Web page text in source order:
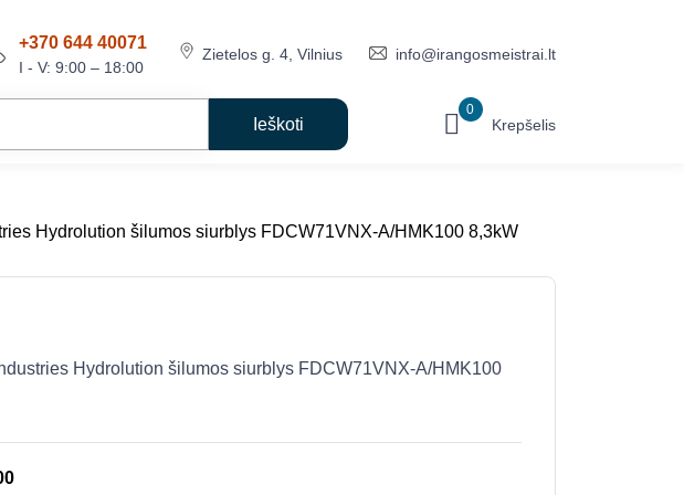
+370 644 40071
I - V: 9:00 – 18:00
Zietelos g. 4, Vilnius info@irangosmeistrai.lt
0
Krepšelis
Hydrolution šilumos siurblys FDCW71VNX-A/HMK100 8,3kW
Hydrolution šilumos siurblys FDCW71VNX-A/HMK100
Current